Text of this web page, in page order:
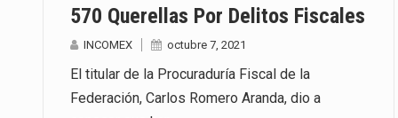
570 Querellas Por Delitos Fiscales
INCOMEX octubre 7, 2021
El titular de la Procuraduría Fiscal de la
Federación, Carlos Romero Aranda, dio a